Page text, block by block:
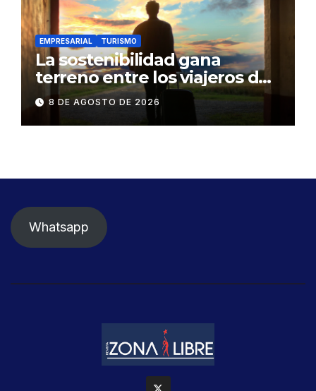
EMPRESARIAL TURISMO
La sostenibilidad gana
terreno entre los viajeros de
negocios
8 DE AGOSTO DE 2026
Whatsapp